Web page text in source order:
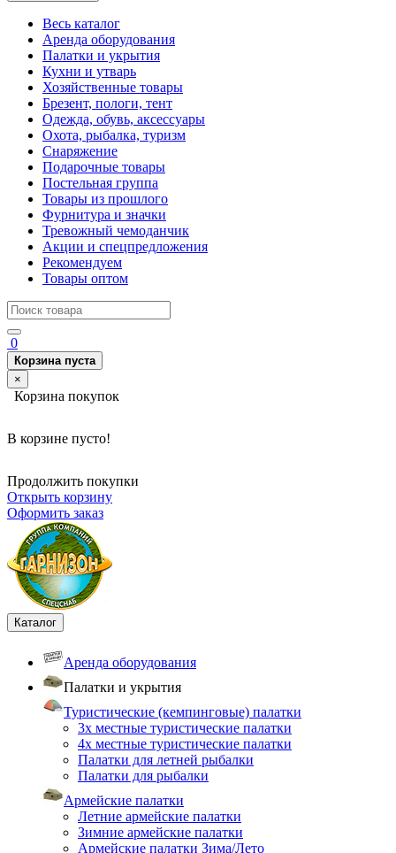
Весь каталог
Аренда оборудования
Палатки и укрытия
Кухни и утварь
Хозяйственные товары
Брезент, пологи, тент
Одежда, обувь, аксессуары
Охота, рыбалка, туризм
Снаряжение
Подарочные товары
Постельная группа
Товары из прошлого
Фурнитура и значки
Тревожный чемоданчик
Акции и спецпредложения
Рекомендуем
Товары оптом
0
Корзина пуста
×
Корзина покупок
В корзине пусто!
Продолжить покупки
Открыть корзину
Оформить заказ
Каталог
Аренда оборудования
Палатки и укрытия
Туристические (кемпинговые) палатки
3х местные туристические палатки
4х местные туристические палатки
Палатки для летней рыбалки
Палатки для рыбалки
Армейские палатки
Летние армейские палатки
Зимние армейские палатки
Армейские палатки Зима/Лето